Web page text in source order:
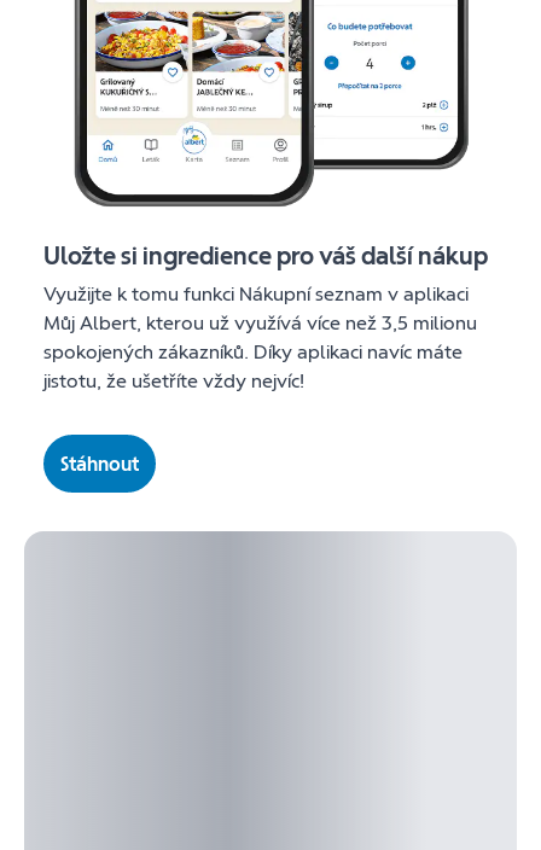
Uložte si ingredience pro váš další nákup
Využijte k tomu funkci Nákupní seznam v aplikaci
Můj Albert, kterou už využívá více než 3,5 milionu
spokojených zákazníků. Díky aplikaci navíc máte
jistotu, že ušetříte vždy nejvíc!
Stáhnout